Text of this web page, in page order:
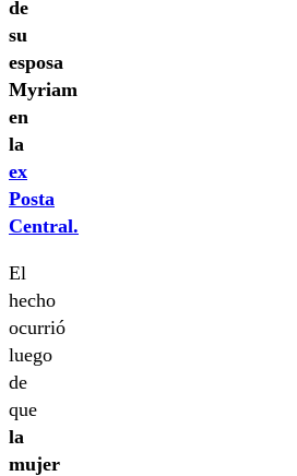
de
su
esposa
Myriam
en
la
ex
Posta
Central.
El
hecho
ocurrió
luego
de
que
la
mujer